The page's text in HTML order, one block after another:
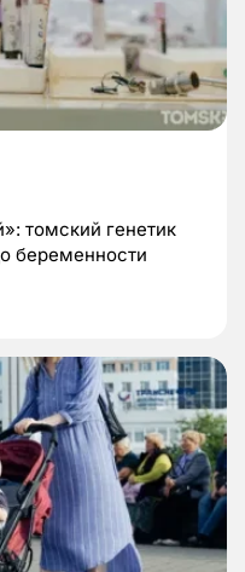
томский генетик
беременности